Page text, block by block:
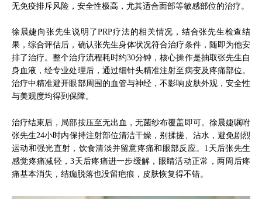
无免疫排斥风险，安全性极高，尤其适合面部等敏感部位的治疗。
徐晨婕向张先生说明了PRP疗法的相关情况，结合张先生检查结
果，综合评估后，确认张先生身体状况符合治疗条件，随即为他安
排了治疗。整个治疗流程耗时约30分钟，核心操作是抽取张先生自
身血液，经专业处理后，通过细针头精准注射至病变及疼痛部位。
治疗中精准避开眼部周围的血管与神经，不影响皮肤外观，安全性
与美观度均得到保障。
治疗结束后，局部按压至无出血，无菌纱布覆盖即可。徐晨婕嘱咐
张先生24小时内保持注射部位清洁干燥，别揉搓、沾水，避免剧烈
运动和强光直射，饮食清淡并留意疼痛和眼部反应。1天后张先生
感觉疼痛减轻，3天后疼痛进一步缓解，眼睛活动正常，两周后疼
痛基本消失，结痂脱落也没留疤痕，皮肤恢复得不错。